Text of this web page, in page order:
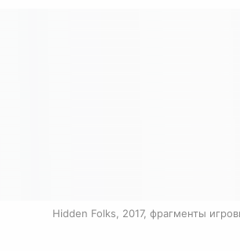
Hidden Folks, 2017, фрагменты